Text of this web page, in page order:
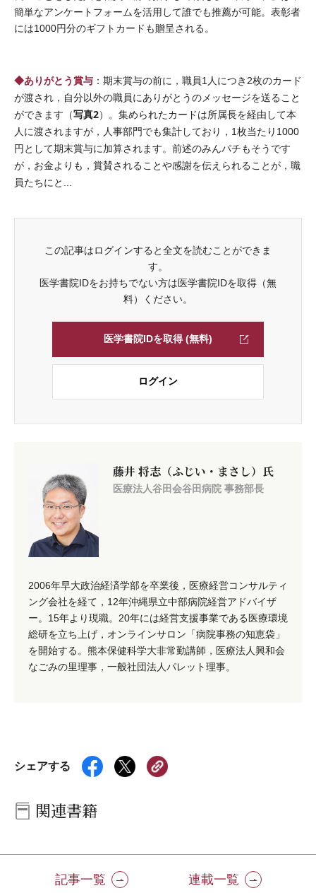
簡単なアンケートフォームを活用して誰でも推薦が可能。表彰者
には1000円分のギフトカードも贈呈される。
◆ありがとう賞与 ：期末賞与の前に，職員1人につき2枚のカード
が渡され，自分以外の職員にありがとうのメッセージを送ること
ができます（写真2）。集められたカードは所属長を経由して本
人に渡されますが，人事部門でも集計しており，1枚当たり1000
円として期末賞与に加算されます。前述のみんパチもそうです
が，お金よりも，賞賛されることや感謝を伝えられることが，職
員たちにと...
この記事はログインすると全文を読むことができま
す。
医学書院IDをお持ちでない方は医学書院IDを取得（無
料）ください。
医学書院IDを取得 (無料)
ログイン
藤井 将志（ふじい・まさし）氏
医療法人谷田会谷田病院 事務部長
2006年早大政治経済学部を卒業後，医療経営コンサルティ
ング会社を経て，12年沖縄県立中部病院経営アドバイザ
ー。15年より現職。20年には経営支援事業である医療環境
総研を立ち上げ，オンラインサロン「病院事務の知恵袋」
を開始する。熊本保健科学大非常勤講師，医療法人興和会
なごみの里理事，一般社団法人パレット理事。
シェアする
関連書籍
記事一覧 連載一覧